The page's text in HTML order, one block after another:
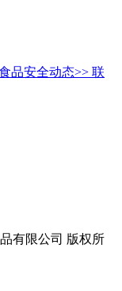
品安全动态>> 联
有限公司 版权所